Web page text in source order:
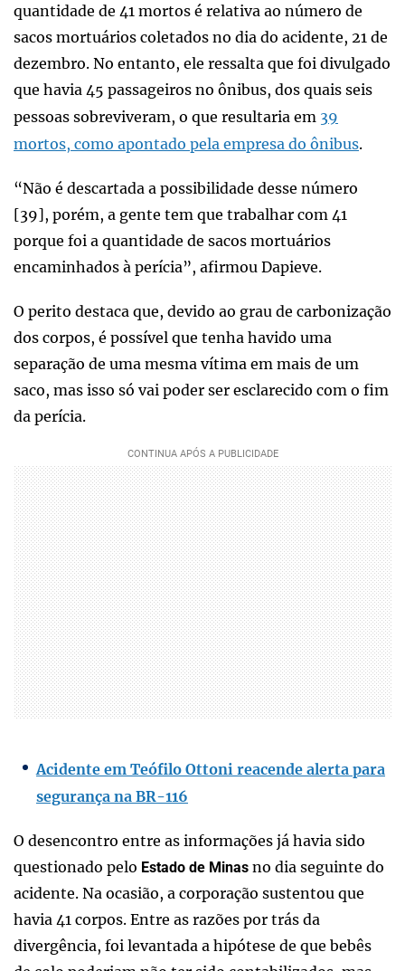
quantidade de 41 mortos é relativa ao número de
sacos mortuários coletados no dia do acidente, 21 de
dezembro. No entanto, ele ressalta que foi divulgado
que havia 45 passageiros no ônibus, dos quais seis
pessoas sobreviveram, o que resultaria em 39
mortos, como apontado pela empresa do ônibus.
“Não é descartada a possibilidade desse número
[39], porém, a gente tem que trabalhar com 41
porque foi a quantidade de sacos mortuários
encaminhados à perícia”, afirmou Dapieve.
O perito destaca que, devido ao grau de carbonização
dos corpos, é possível que tenha havido uma
separação de uma mesma vítima em mais de um
saco, mas isso só vai poder ser esclarecido com o fim
da perícia.
Acidente em Teófilo Ottoni reacende alerta para
segurança na BR-116
O desencontro entre as informações já havia sido
questionado pelo Estado de Minas no dia seguinte do
acidente. Na ocasião, a corporação sustentou que
havia 41 corpos. Entre as razões por trás da
divergência, foi levantada a hipótese de que bebês